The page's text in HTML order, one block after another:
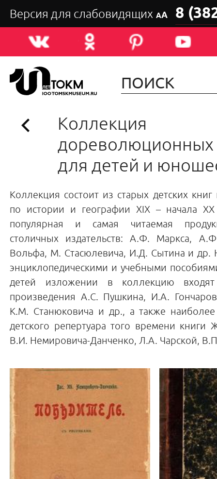
Версия для слабовидящих АА 8
Коллекция
дореволюционных
для детей и
Коллекция состоит из старых детских
по истории и географии XIX – начала
популярная и самая читаемая
столичных издательств: А.Ф. Маркса,
Вольфа, М. Стасюлевича, И.Д. Сытина и др.
энциклопедическими и учебными
детей изложении в коллекцию входят
произведения А.С. Пушкина, И.А.
К.М. Станюковича и др., а также
детского репертуара того времени
В.И. Немировича-Данченко, Л.А. Чарской,